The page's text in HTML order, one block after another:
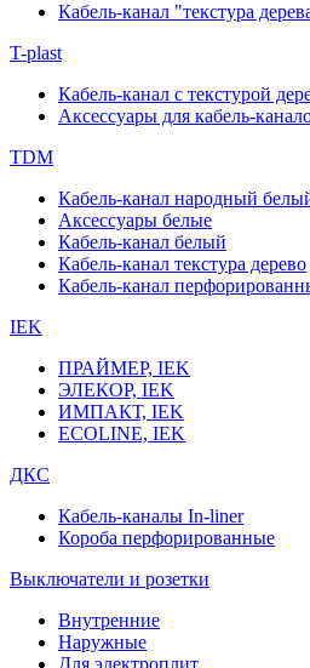
Кабель-канал "текстура
T-plast
Кабель-канал с текстурой
Аксессуары для кабель-
TDM
Кабель-канал народный
Аксессуары белые
Кабель-канал белый
Кабель-канал текстура дерево
Кабель-канал
IEK
ПРАЙМЕР, IEK
ЭЛЕКОР, IEK
ИМПАКТ, IEK
ECOLINE, IEK
ДКС
Кабель-каналы In-liner
Короба перфорированные
Выключатели и розетки
Внутренние
Наружные
Для электроплит